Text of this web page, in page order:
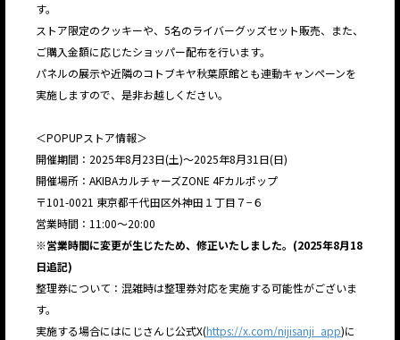
す。
ストア限定のクッキーや、5名のライバーグッズセット販売、また、
ご購入金額に応じたショッパー配布を行います。
パネルの展示や近隣のコトブキヤ秋葉原館とも連動キャンペーンを
実施しますので、是非お越しください。
＜POPUPストア情報＞
開催期間：2025年8月23日(土)～2025年8月31日(日)
開催場所：AKIBAカルチャーズZONE 4Fカルポップ
〒101-0021 東京都千代田区外神田１丁目７−６
営業時間：11:00〜20:00
※営業時間に変更が生じたため、修正いたしました。(2025年8月18
日追記)
整理券について：混雑時は整理券対応を実施する可能性がございま
す。
実施する場合にはにじさんじ公式X(https://x.com/nijisanji_app)に